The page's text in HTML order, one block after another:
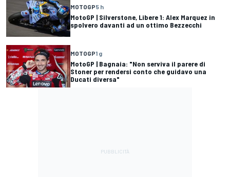
MOTOGP5 h
MotoGP | Silverstone, Libere 1: Alex Marquez in
spolvero davanti ad un ottimo Bezzecchi
MOTOGP1 g
MotoGP | Bagnaia: "Non serviva il parere di
Stoner per rendersi conto che guidavo una
Ducati diversa"